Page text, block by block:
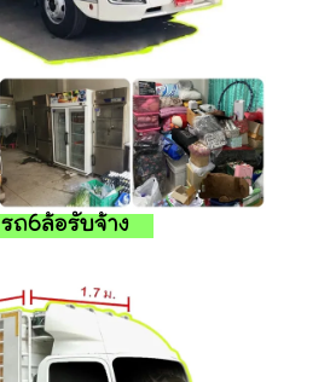
รถ6ล้อรับจ้าง